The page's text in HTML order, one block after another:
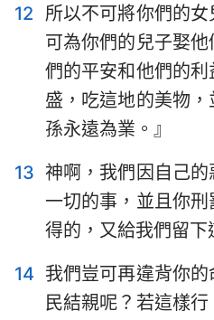
12
所以不可將你們的
可為你們的兒子娶
們的平安和他們的
盛，吃這地的美物
孫永遠為業。』
13 神啊，我們因自己
一切的事，並且你
得的，又給我們留下
14 我們豈可再違背你
民結親呢？若這樣行